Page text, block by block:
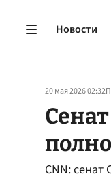
Новости
20 мая 2026 02:32
CNN: